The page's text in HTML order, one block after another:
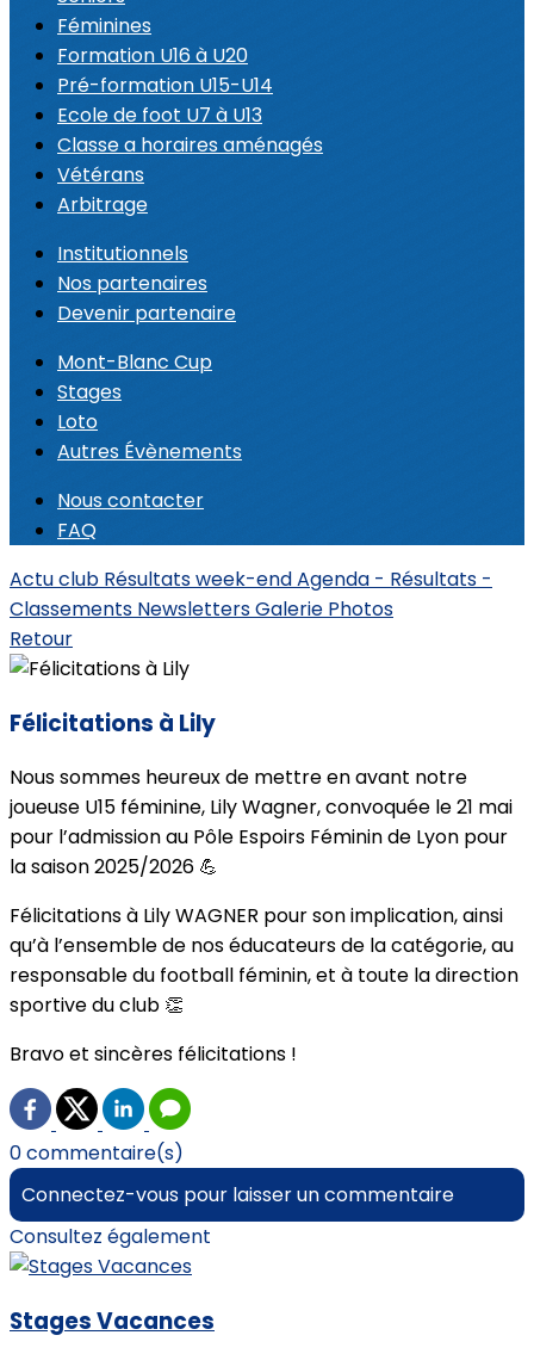
Féminines
Formation U16 à U20
Pré-formation U15-U14
Ecole de foot U7 à U13
Classe a horaires aménagés
Vétérans
Arbitrage
Institutionnels
Nos partenaires
Devenir partenaire
Mont-Blanc Cup
Stages
Loto
Autres Évènements
Nous contacter
FAQ
Actu club Résultats week-endAgenda - Résultats -
Classements NewslettersGalerie Photos
Retour
Félicitations à Lily
Nous sommes heureux de mettre en avant notre
joueuse U15 féminine, Lily Wagner, convoquée le 21 mai
pour l’admission au Pôle Espoirs Féminin de Lyon pour
la saison 2025/2026 💪
Félicitations à Lily WAGNER pour son implication, ainsi
qu’à l’ensemble de nos éducateurs de la catégorie, au
responsable du football féminin, et à toute la direction
sportive du club 👏
Bravo et sincères félicitations !
0 commentaire(s)
Connectez-vous pour laisser un commentaire
Consultez également
Stages Vacances